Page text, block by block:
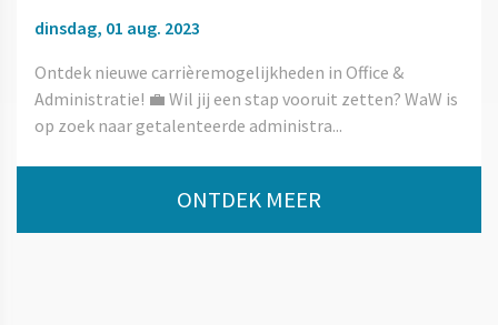
dinsdag, 01 aug. 2023
Ontdek nieuwe carrièremogelijkheden in Office &
Administratie! 💼 Wil jij een stap vooruit zetten? WaW is
op zoek naar getalenteerde administra...
ONTDEK MEER